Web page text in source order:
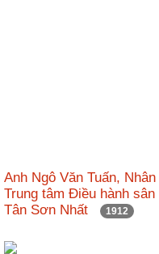
Anh Ngô Văn Tuấn,
Trung tâm Điều hành
Tân Sơn Nhất
1912